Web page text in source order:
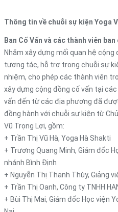
Thông tin về chuỗi sự kiện Yoga
Ban Cố Vấn và các thành viên ban
Nhằm xây dựng mối quan hệ
tương tác, hỗ trợ trong chuỗi sự
nhiệm, cho phép các thành viên
xây dựng cộng đồng cố vấn tại
vấn đến từ các địa phương đã
đồng hành với chuỗi sự kiện từ
Vũ Trọng Lợi, gồm:
+ Trần Thị Vũ Hà, Yoga Hà Shakti
+ Trương Quang Minh, Giám đốc
nhánh Bình Định
+ Nguyễn Thị Thanh Thùy, Giảng
+ Trần Thị Oanh, Công ty TNHH
+ Bùi Thị Mai, Giám đốc Học viện